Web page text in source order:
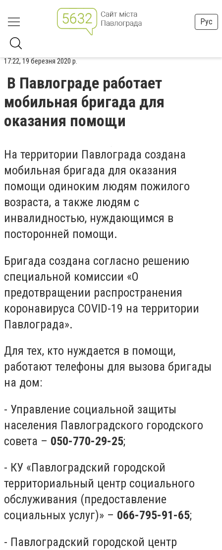
Рус
17:22, 19 березня 2020 р.
В Павлограде работает
мобильная бригада для
оказания помощи
На территории Павлограда создана
мобильная бригада для оказания
помощи одиноким людям пожилого
возраста, а также людям с
инвалидностью, нуждающимся в
посторонней помощи.
Бригада создана согласно решению
специальной комиссии «О
предотвращении распространения
коронавируса COVID-19 на территории
Павлограда».
Для тех, кто нуждается в помощи,
работают телефоны для вызова бригады
на дом:
- Управление социальной защиты
населения Павлоградского городского
совета – 050-770-29-25;
- КУ «Павлоградский городской
территориальный центр социального
обслуживания (предоставление
социальных услуг)» – 066-795-91-65;
- Павлоградский городской центр